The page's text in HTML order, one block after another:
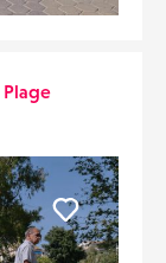
Plage
Liker